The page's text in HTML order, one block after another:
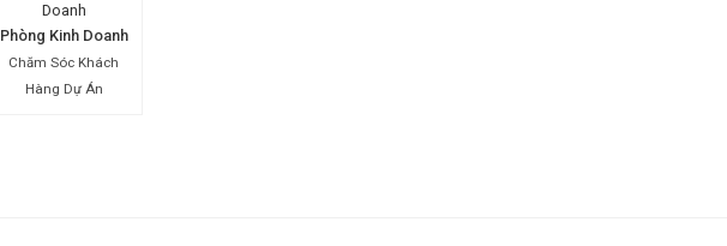
Phòng Kinh Doanh
Chăm Sóc Khách
Hàng Dự Án